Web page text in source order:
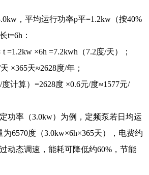
，平均运行功率p平=1.2kw（按40%
t=6h：
=1.2kw ×6h =7.2kwh（7.2度/天）；
×365天≈2628度/年；
计算）=2628度 ×0.6元/度≈1577元/
功率（3.0kw）为例，定频泵若日均运
6570度（3.0kw×6h×365天），电费约
动态调速，能耗可降低约60%，节能